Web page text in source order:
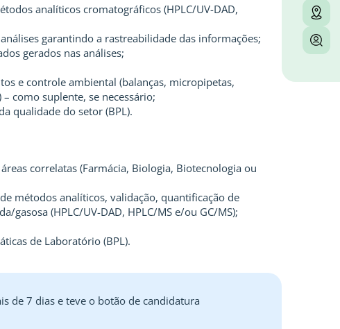
analíticos cromatográficos (HPLC/UV-DAD,
garantindo a rastreabilidade das informações;
gerados nas análises;
e controle ambiental (balanças, micropipetas,
como suplente, se necessário;
qualidade do setor (BPL).
correlatas (Farmácia, Biologia, Biotecnologia ou
métodos analíticos, validação, quantificação de
(HPLC/UV-DAD, HPLC/MS e/ou GC/MS);
de Laboratório (BPL).
de 7 dias e teve o botão de candidatura